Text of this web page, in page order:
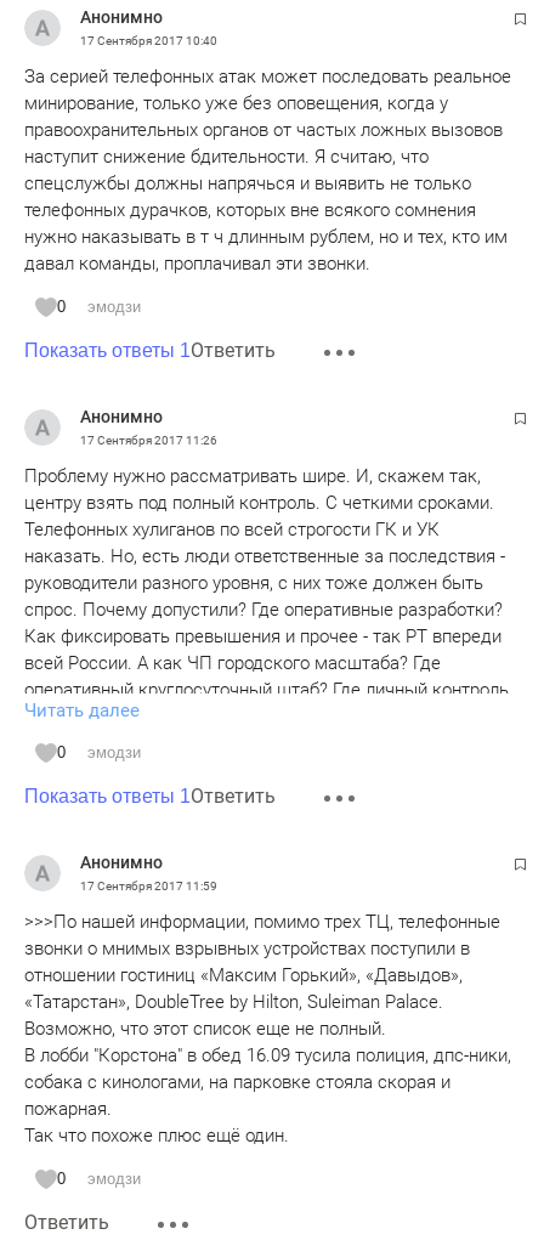
Анонимно
17 Сентября 201710:40
За серией телефонных атак может последовать реальное
минирование, только уже без оповещения, когда у
правоохранительных органов от частых ложных вызовов
наступит снижение бдительности. Я считаю, что
спецслужбы должны напрячься и выявить не только
телефонных дурачков, которых вне всякого сомнения
нужно наказывать в т ч длинным рублем, но и тех, кто им
давал команды, проплачивал эти звонки.
0 эмодзи
Показать ответы 1Ответить
Анонимно
17 Сентября 201711:26
Проблему нужно рассматривать шире. И, скажем так,
центру взять под полный контроль. С четкими сроками.
Телефонных хулиганов по всей строгости ГК и УК
наказать. Но, есть люди ответственные за последствия -
руководители разного уровня, с них тоже должен быть
спрос. Почему допустили? Где оперативные разработки?
Как фиксировать превышения и прочее - так РТ впереди
всей России. А как ЧП городского масштаба? Где
оперативный круглосуточный штаб? Где личный контроль
президента РТ? Это же вызов гражданам, несколько ТЦ
за сутки - кошмар! А впереди что? Это же не просто
хулиганство - это же попытка дестабилизации! А если это
националисты? Надо копать, землю рыть, делом
Читать далее
0 эмодзи
Показать ответы 1Ответить
Анонимно
17 Сентября 201711:59
>>>По нашей информации, помимо трех ТЦ, телефонные
звонки о мнимых взрывных устройствах поступили в
отношении гостиниц «Максим Горький», «Давыдов»,
«Татарстан», DoubleTree by Hilton, Suleiman Palace.
Возможно, что этот список еще не полный.
В лобби "Корстона" в обед 16.09 тусила полиция, дпс-ники,
собака с кинологами, на парковке стояла скорая и
пожарная.
Так что похоже плюс ещё один.
0 эмодзи
Ответить